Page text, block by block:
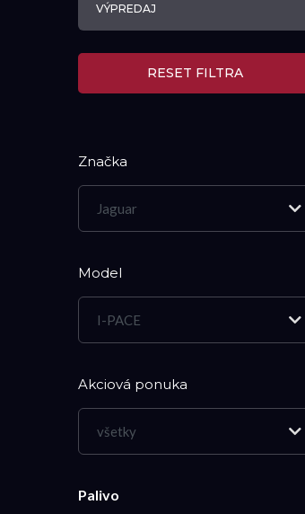
VÝPREDAJ
RESET FILTRA
Značka
Jaguar
Model
I-PACE
Akciová ponuka
všetky
Palivo